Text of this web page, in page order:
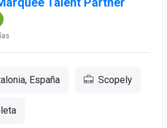
España Scopely